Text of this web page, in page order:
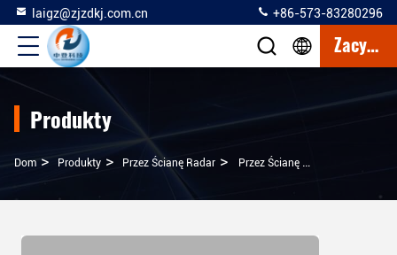
laigz@zjzdkj.com.cn +86-573-83280296
Zacytować
Produkty
Dom > Produkty > Przez Ścianę Radar > Przez Ścianę Radar Penetruje 120 Stopni W Azymucie